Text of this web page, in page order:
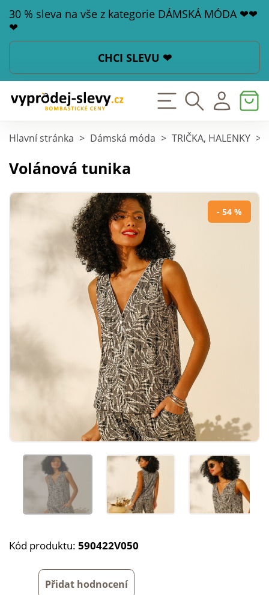
30 % sleva na vše z kategorie DÁMSKÁ MÓDA ❤❤
❤
CHCI SLEVU ❤
Hlavní stránka > Dámská móda > TRIČKA, HALENKY >
Volánová tunika
- 54 %
Kód produktu: 590422V050
Přidat hodnocení